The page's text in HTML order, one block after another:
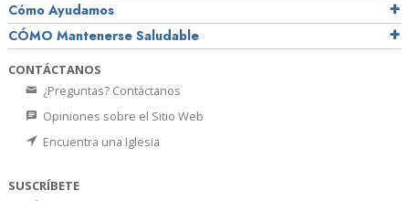
Cómo Ayudamos
CÓMO Mantenerse Saludable
CONTÁCTANOS
¿Preguntas? Contáctanos
Opiniones sobre el Sitio Web
Encuentra una Iglesia
SUSCRÍBETE